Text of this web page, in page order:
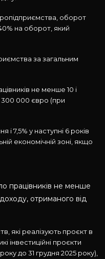
оборот
на оборот, який
за загальним
не менше 10 і
000 євро (при
і 7,5% у наступні 6 років
економічній зоні, якщо
працівників не менше
отриманого від
які реалізують проєкт в
інвестиційні проєкти
до 31 грудня 2025 року),